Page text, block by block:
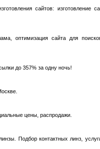
сайтов: изготовление
оптимизация сайта для
до 357% за одну ночь!
цены, распродажи.
Подбор контактных линз,